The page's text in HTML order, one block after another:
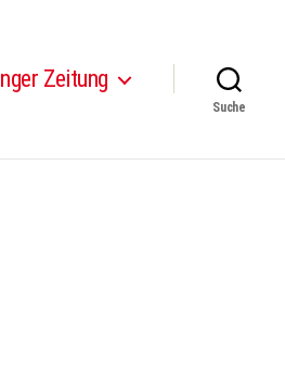
Zeitung
Suche